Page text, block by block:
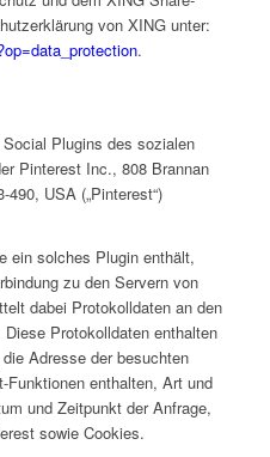
von XING unter:
.
Plugins des sozialen
Pinterest Inc., 808 Brannan
USA („Pinterest“)
ein solches Plugin enthält,
zu den Servern von
dabei Protokolldaten an den
Protokolldaten enthalten
Adresse der besuchten
enthalten, Art und
und Zeitpunkt der Anfrage,
sowie Cookies.